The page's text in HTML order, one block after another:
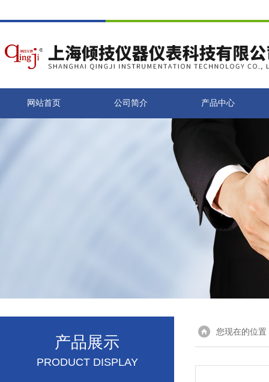
网站首页 公司简介 产品中心
产品展示
PRODUCT DISPLAY
您现在的位置